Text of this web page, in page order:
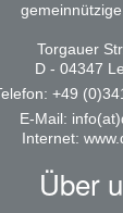
Torgauer
D - 04347
+49
E-Mail:
Internet:
Über